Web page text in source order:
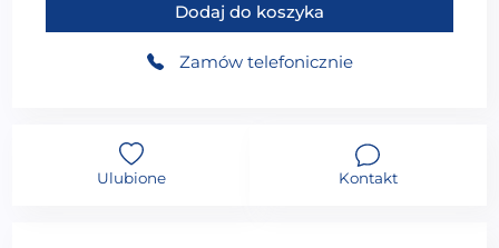
Dodaj do koszyka
Zamów telefonicznie
Ulubione Kontakt